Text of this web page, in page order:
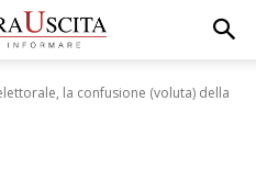
la confusione (voluta) della